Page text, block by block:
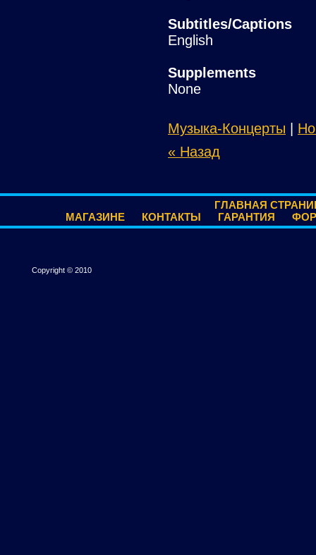
Subtitles/Captions
English
Supplements
None
Музыка-Концерты
« Назад
ГЛАВНАЯ
МАГАЗИНЕ
КОНТАКТЫ ГАРАНТИЯ
Copyright © 2010